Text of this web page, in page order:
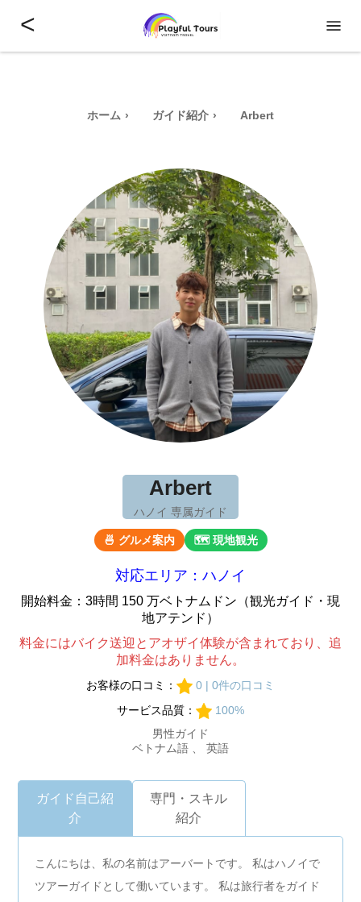
<
ホーム ガイド紹介 Arbert
Arbert
ハノイ 専属ガイド
🍜 グルメ案内 🗺 現地観光
対応エリア：ハノイ
開始料金：3時間 150 万ベトナムドン（観光ガイド・現
地アテンド）
料金にはバイク送迎とアオザイ体験が含まれており、追
加料金はありません。
お客様の口コミ：
0 | 0件の口コミ
サービス品質：
100%
男性ガイド
ベトナム語 、 英語
ガイド自己紹
介
専門・スキル
紹介
こんにちは、私の名前はアーバートです。 私はハノイで
ツアーガイドとして働いています。 私は旅行者をガイド